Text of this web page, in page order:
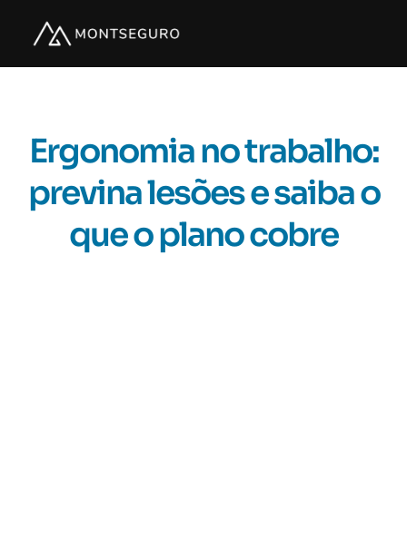
Ergonomia no trabalho:
previna lesões e saiba o
que o plano cobre